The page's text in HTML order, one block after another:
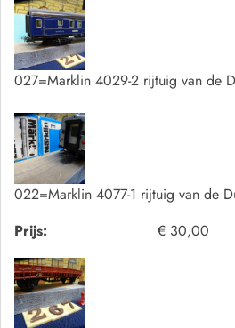
027=Marklin 4029-2 rijtuig van de
022=Marklin 4077-1 rijtuig van de
Prijs:
€ 30,00